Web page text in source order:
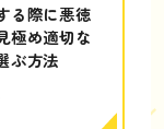
る際に悪徳
極め適切な
ぶ方法